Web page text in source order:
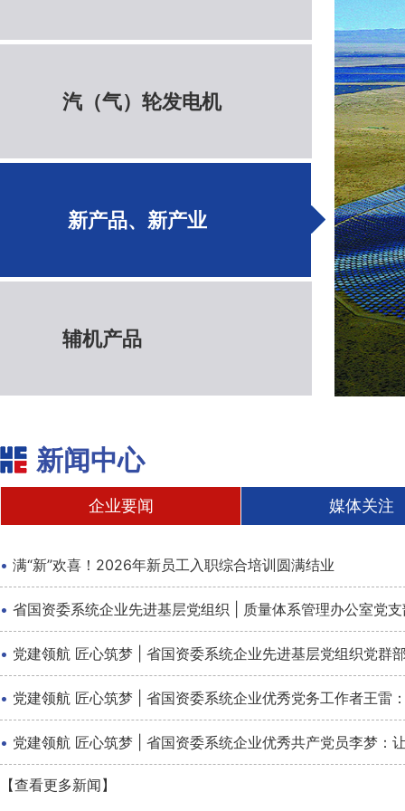
汽（气）轮发电机
新产品、新产业
辅机产品
新闻中心
企业要闻 媒体关注
· 满“新”欢喜！2026年新员工入职综合培训圆满结业
· 省国资委系统企业先进基层党组织 | 质量体系管理办公室党
· 党建领航 匠心筑梦 | 省国资委系统企业先进基层党组织党群
· 党建领航 匠心筑梦 | 省国资委系统企业优秀党务工作者王雷
· 党建领航 匠心筑梦 | 省国资委系统企业优秀共产党员李梦：
【查看更多新闻】